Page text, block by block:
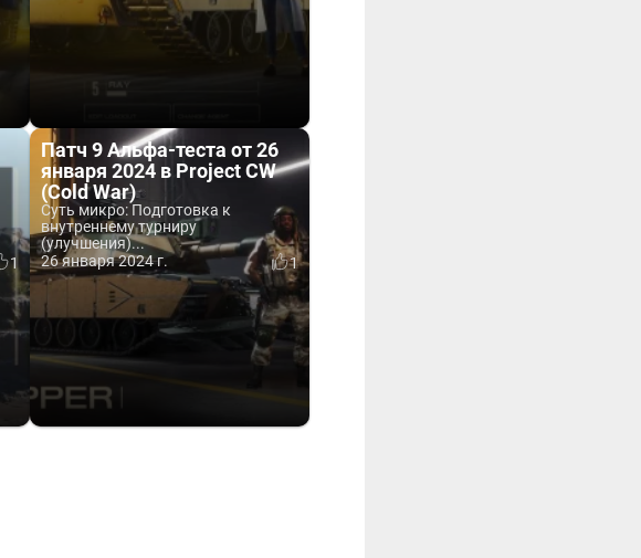
1
Патч 9 Альфа-теста от 26
января 2024 в Project CW
(Cold War)
Суть микро: Подготовка к
внутреннему турниру
(улучшения)...
26 января 2024 г.
1